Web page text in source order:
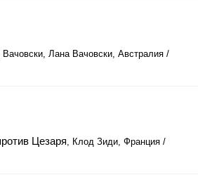
Лана Вачовски, Австралия /
Цезаря, Клод Зиди, Франция /